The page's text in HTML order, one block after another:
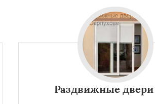
Раздвижные